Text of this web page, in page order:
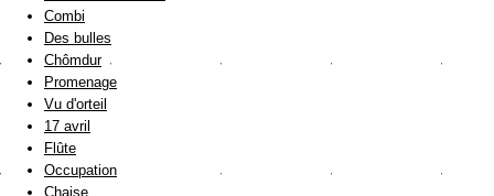
Combi
Des bulles
Chômdur
Promenage
Vu d'orteil
17 avril
Flûte
Occupation
Chaise